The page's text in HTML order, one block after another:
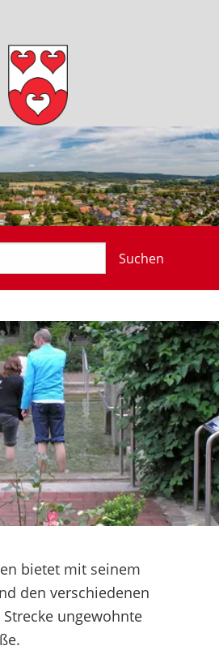
Suchen
bietet mit seinem
den verschiedenen
ungewohnte